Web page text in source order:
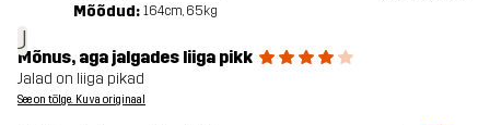
J
Mõõdud: 164cm, 65kg
Mõnus, aga jalgades liiga pikk
Jalad on liiga pikad
See on tõlge. Kuva originaal